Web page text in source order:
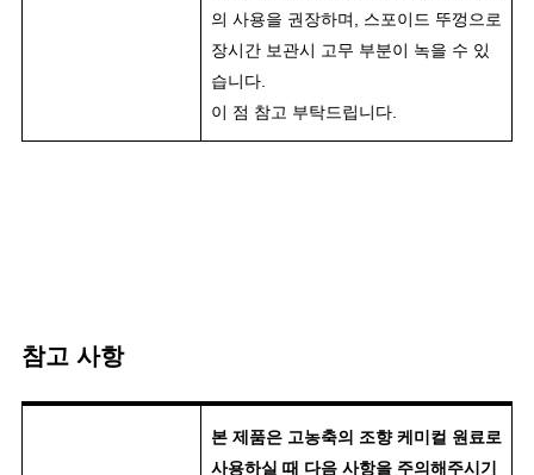
의 사용을 권장하며, 스포이드 뚜껑으로
장시간 보관시 고무 부분이 녹을 수 있
습니다.
이 점 참고 부탁드립니다.
참고 사항
본 제품은 고농축의 조향 케미컬 원료로
사용하실 때 다음 사항을 주의해주시기